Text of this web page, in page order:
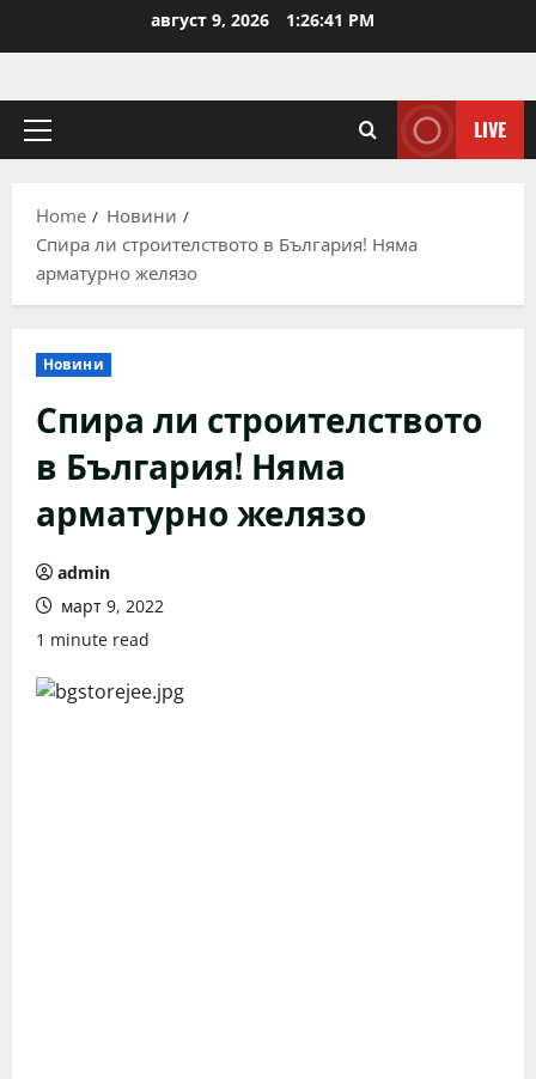
август 9, 2026 1:26:41 PM
Primary
LIVE
Home
Новини
Спира ли строителството в България! Няма
арматурно желязо
Новини
Спира ли строителството
в България! Няма
арматурно желязо
admin
март 9, 2022
1 minute read